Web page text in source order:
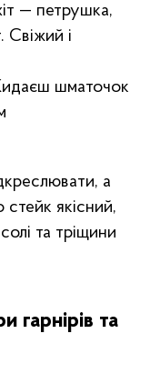
— петрушка,
Свіжий і
шматочок
а
якісний,
та тріщини
гарнірів та